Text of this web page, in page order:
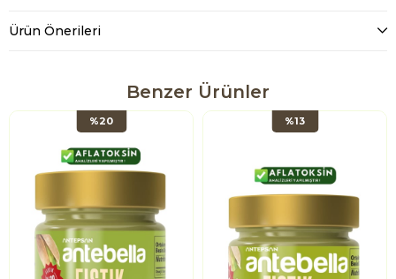
Ürün Önerileri
Benzer Ürünler
%20 %13